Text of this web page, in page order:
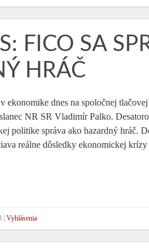
FICO SA
HRÁČ
ekonomike dnes na spoločnej
NR SR Vladimír Palko.
politike správa ako hazardný hráč.
reálne dôsledky ekonomickej
Vyhlásenia